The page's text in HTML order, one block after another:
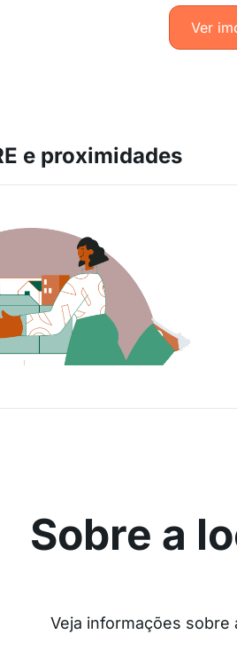
Ver
e proximidades
Sobre a
Veja informações sobre